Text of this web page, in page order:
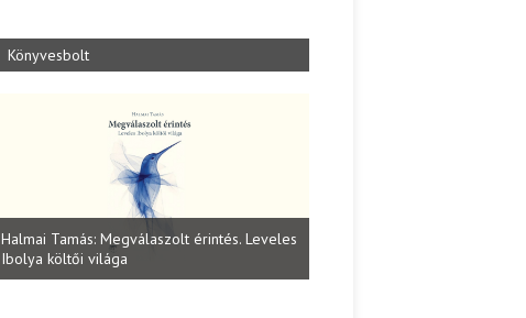
Könyvesbolt
Halmai Tamás: Megválaszolt érintés. Leveles
Ibolya költői világa